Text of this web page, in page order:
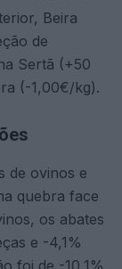
Beira
de
Sertã (+50
(-1,00€/kg).
de ovinos e
quebra face
os abates
e -4,1%
foi de -10,1%